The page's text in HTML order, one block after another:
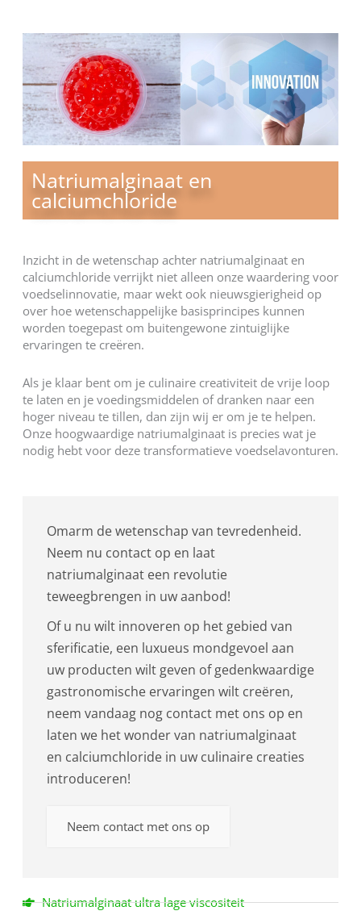
Natriumalginaat en
calciumchloride
Inzicht in de wetenschap achter natriumalginaat en
calciumchloride verrijkt niet alleen onze waardering voor
voedselinnovatie, maar wekt ook nieuwsgierigheid op
over hoe wetenschappelijke basisprincipes kunnen
worden toegepast om buitengewone zintuiglijke
ervaringen te creëren.
Als je klaar bent om je culinaire creativiteit de vrije loop
te laten en je voedingsmiddelen of dranken naar een
hoger niveau te tillen, dan zijn wij er om je te helpen.
Onze hoogwaardige natriumalginaat is precies wat je
nodig hebt voor deze transformatieve voedselavonturen.
Omarm de wetenschap van tevredenheid.
Neem nu contact op en laat
natriumalginaat een revolutie
teweegbrengen in uw aanbod!
Of u nu wilt innoveren op het gebied van
sferificatie, een luxueus mondgevoel aan
uw producten wilt geven of gedenkwaardige
gastronomische ervaringen wilt creëren,
neem vandaag nog contact met ons op en
laten we het wonder van natriumalginaat
en calciumchloride in uw culinaire creaties
introduceren!
Neem contact met ons op
Natriumalginaat ultra lage viscositeit